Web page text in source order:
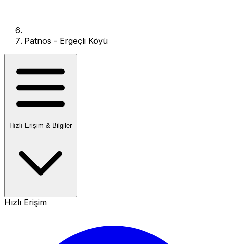
Patnos - Ergeçli Köyü
Hızlı Erişim & Bilgiler
Hızlı Erişim